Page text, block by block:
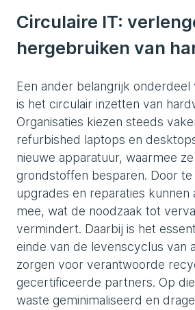
Circulaire IT:
hergebruiken van
Een ander belangrijk onderdeel
is het circulair inzetten van
Organisaties kiezen steeds
refurbished laptops en
nieuwe apparatuur, waarmee
grondstoffen besparen. Door te
upgrades en reparaties kunnen
mee, wat de noodzaak tot
vermindert. Daarbij is het
einde van de levenscyclus van
zorgen voor verantwoorde
gecertificeerde partners. Op
waste geminimaliseerd en